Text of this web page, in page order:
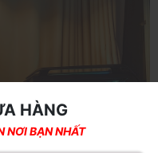
HÀNG
NƠI BẠN NHẤT